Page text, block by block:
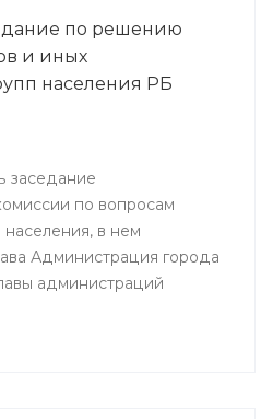
по решению
и иных
населения РБ
заседание
по вопросам
в нем
Администрация города
администраций